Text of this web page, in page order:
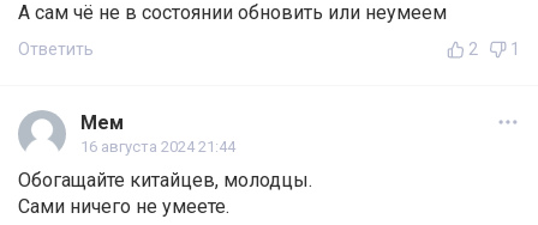
А сам чё не в состоянии обновить или неумеем
Ответить 2 1
Мем
16 августа 2024 21:44
Обогащайте китайцев, молодцы.
Сами ничего не умеете.